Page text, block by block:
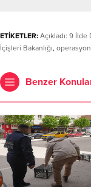
ETİKETLER: Açıkladı: 9
İçişleri Bakanlığı, operasyon
Benzer